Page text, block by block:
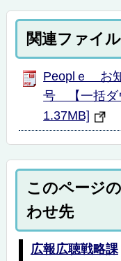
関連ファイ
Peoplｅ お
号 【一括ダ
1.37MB]
このページ
わせ先
広報広聴戦略課